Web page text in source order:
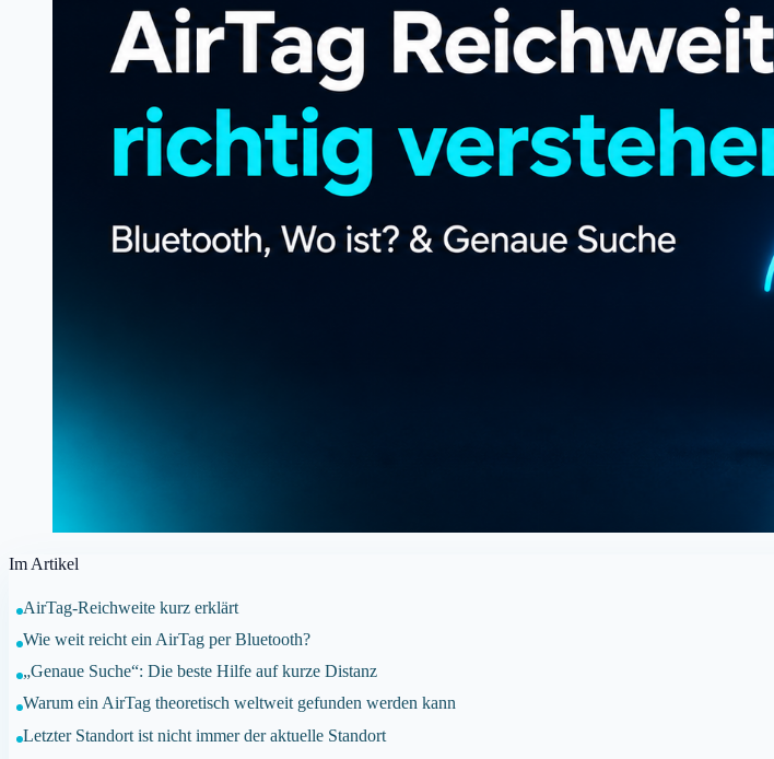
Im Artikel
AirTag-Reichweite kurz erklärt
Wie weit reicht ein AirTag per Bluetooth?
„Genaue Suche“: Die beste Hilfe auf kurze Distanz
Warum ein AirTag theoretisch weltweit gefunden werden kann
Letzter Standort ist nicht immer der aktuelle Standort